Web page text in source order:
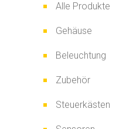
Alle Produkte
Gehäuse
Beleuchtung
Zubehör
Steuerkästen